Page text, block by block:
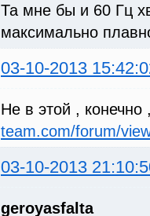
Та мне бы и 60 Гц
максимально
03-10-2013
Не в этой ,
team.com/forum/
03-10-2013
geroyasfalta